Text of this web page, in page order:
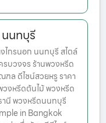
นทบุรี
กรนอก นนทบุรี สไตล์
บวงจร ร้านพวงหรีด
ล ดีไซน์สวยหรู ราคา
งหรีดต้นไม้ พวงหรีด
านี พวงหรีดนนทบุรี
in Bangkok